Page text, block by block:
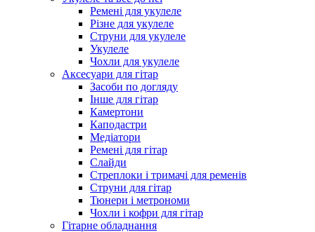
Ремені для укулеле
Різне для укулеле
Струни для укулеле
Укулеле
Чохли для укулеле
Аксесуари для гітар
Засоби по догляду
Інше для гітар
Камертони
Каподастри
Медіатори
Ремені для гітар
Слайди
Стреплоки і тримачі для ременів
Струни для гітар
Тюнери і метрономи
Чохли і кофри для гітар
Гітарне обладнання